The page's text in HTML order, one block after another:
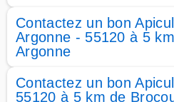
Contactez un bon
Argonne - 55120 à 5
Argonne
Contactez un bon
55120 à 5 km de